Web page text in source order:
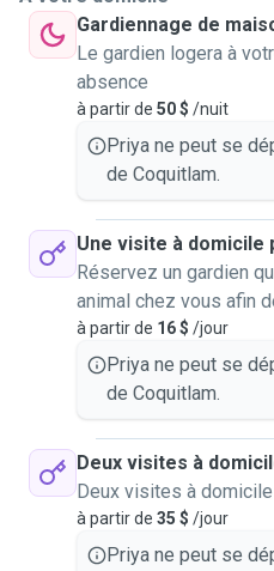
Gardiennage de
Le gardien logera à
absence
à partir de 50 $ /nuit
Priya ne peut se
de Coquitlam.
Une visite à domicile
Réservez un gardien
animal chez vous afin
à partir de 16 $ /jour
Priya ne peut se
de Coquitlam.
Deux visites à
Deux visites à
à partir de 35 $ /jour
Priya ne peut se